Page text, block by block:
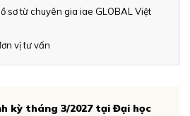
sơ từ chuyên gia iae GLOBAL Việt
vị tư vấn
kỳ tháng 3/2027 tại Đại học